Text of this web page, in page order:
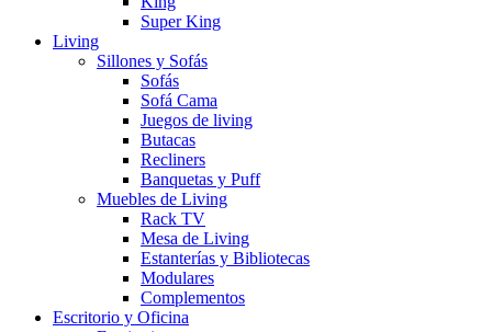
Super King
Living
Sillones y Sofás
Sofás
Sofá Cama
Juegos de living
Butacas
Recliners
Banquetas y Puff
Muebles de Living
Rack TV
Mesa de Living
Estanterías y Bibliotecas
Modulares
Complementos
Escritorio y Oficina